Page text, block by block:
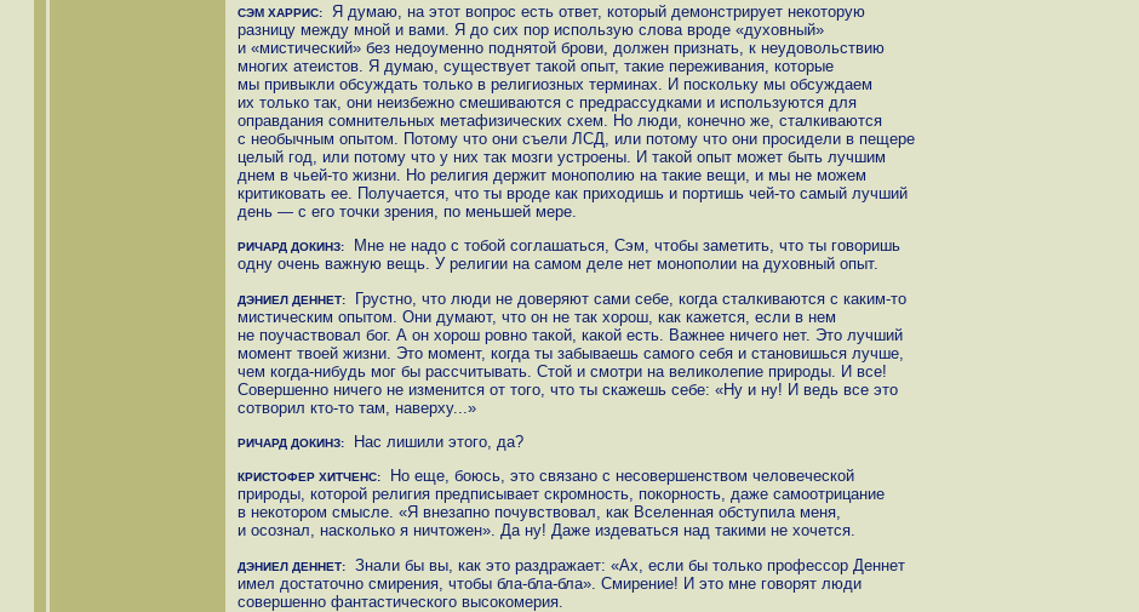
СЭМ ХАРРИС:
Я думаю, на этот вопрос есть ответ, который демонстрирует некоторую
разницу между мной и вами. Я до сих пор использую слова вроде «духовный»
и «мистический» без недоуменно поднятой брови, должен признать, к неудовольствию
многих атеистов. Я думаю, существует такой опыт, такие переживания, которые
мы привыкли обсуждать только в религиозных терминах. И поскольку мы обсуждаем
их только так, они неизбежно смешиваются с предрассудками и используются для
оправдания сомнительных метафизических схем. Но люди, конечно же, сталкиваются
с необычным опытом. Потому что они съели ЛСД, или потому что они просидели в пещере
целый год, или потому что у них так мозги устроены. И такой опыт может быть лучшим
днем в чьей-то жизни. Но религия держит монополию на такие вещи, и мы не можем
критиковать ее. Получается, что ты вроде как приходишь и портишь чей-то самый лучший
день — с его точки зрения, по меньшей мере.
РИЧАРД ДОКИНЗ:
Мне не надо с тобой соглашаться, Сэм, чтобы заметить, что ты говоришь
одну очень важную вещь. У религии на самом деле нет монополии на духовный опыт.
ДЭНИЕЛ ДЕННЕТ:
Грустно, что люди не доверяют сами себе, когда сталкиваются с каким-то
мистическим опытом. Они думают, что он не так хорош, как кажется, если в нем
не поучаствовал бог. А он хорош ровно такой, какой есть. Важнее ничего нет. Это лучший
момент твоей жизни. Это момент, когда ты забываешь самого себя и становишься лучше,
чем когда-нибудь мог бы рассчитывать. Стой и смотри на великолепие природы. И все!
Совершенно ничего не изменится от того, что ты скажешь себе: «Ну и ну! И ведь все это
сотворил кто-то там, наверху...»
РИЧАРД ДОКИНЗ: Нас лишили этого, да?
КРИСТОФЕР ХИТЧЕНС:
Но еще, боюсь, это связано с несовершенством человеческой
природы, которой религия предписывает скромность, покорность, даже самоотрицание
в некотором смысле. «Я внезапно почувствовал, как Вселенная обступила меня,
и осознал, насколько я ничтожен». Да ну! Даже издеваться над такими не хочется.
ДЭНИЕЛ ДЕННЕТ:
Знали бы вы, как это раздражает: «Ах, если бы только профессор Деннет
имел достаточно смирения, чтобы бла-бла-бла». Смирение! И это мне говорят люди
совершенно фантастического высокомерия.